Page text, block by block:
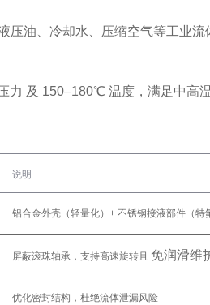
压油、冷却水、压缩空气等工业流
力 ‌ 及 ‌ 150–180℃ 温度 ，满足中高
说明
铝合金外壳（轻量化）+ 不锈钢接液部件（特
屏蔽滚珠轴承，支持高速旋转且 ‌ 免润滑维
优化密封结构，杜绝流体泄漏风险